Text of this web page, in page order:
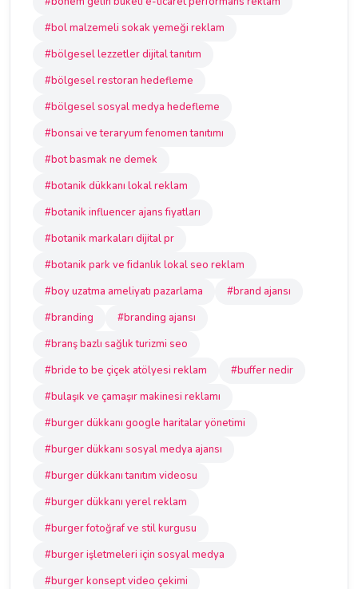
#bol malzemeli sokak yemeği reklam
#bölgesel lezzetler dijital tanıtım
#bölgesel restoran hedefleme
#bölgesel sosyal medya hedefleme
#bonsai ve teraryum fenomen tanıtımı
#bot basmak ne demek
#botanik dükkanı lokal reklam
#botanik influencer ajans fiyatları
#botanik markaları dijital pr
#botanik park ve fidanlık lokal seo reklam
#boy uzatma ameliyatı pazarlama
#brand ajansı
#branding
#branding ajansı
#branş bazlı sağlık turizmi seo
#bride to be çiçek atölyesi reklam
#buffer nedir
#bulaşık ve çamaşır makinesi reklamı
#burger dükkanı google haritalar yönetimi
#burger dükkanı sosyal medya ajansı
#burger dükkanı tanıtım videosu
#burger dükkanı yerel reklam
#burger fotoğraf ve stil kurgusu
#burger işletmeleri için sosyal medya
#burger konsept video çekimi